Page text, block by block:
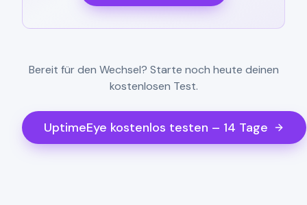
Bereit für den Wechsel? Starte noch heute deinen
kostenlosen Test.
UptimeEye kostenlos testen – 14 Tage